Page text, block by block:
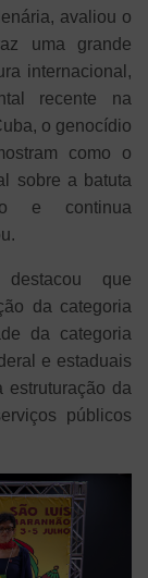
avaliou o
uma grande
internacional,
recente na
o genocídio
como o
sobre a batuta
e continua
que
da categoria
da categoria
e estaduais
estruturação da
públicos